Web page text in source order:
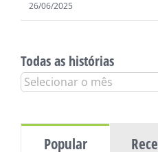
Todas
as
Popular